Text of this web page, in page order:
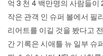
억 3 천 4 백만명의 사람들이
작은 관객 인 슈퍼 볼에서 필
리어트를 이길 것을 봤다고
간 기록은 시애틀 뉴 일부 슈